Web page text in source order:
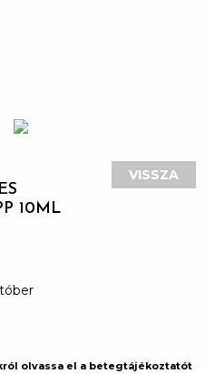
10ML
VISSZA
olvassa el a betegtájékoztatót